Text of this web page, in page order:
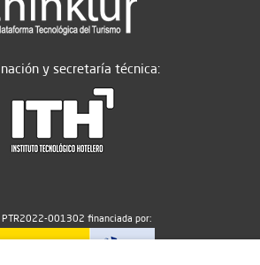
y secretaría técnica:
PTR2022-001302 financiada por: